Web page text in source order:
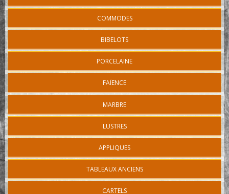
COMMODES
BIBELOTS
PORCELAINE
FAÏENCE
MARBRE
LUSTRES
APPLIQUES
TABLEAUX ANCIENS
CARTELS